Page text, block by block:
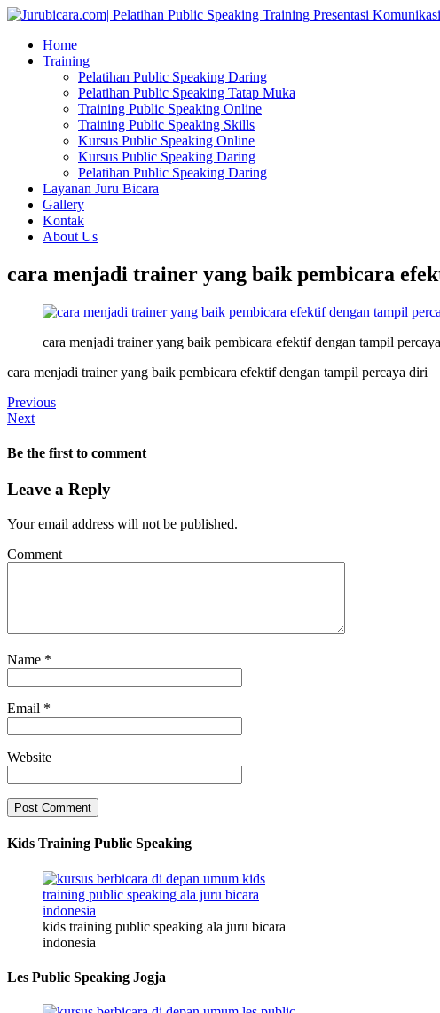
Home
Training
Pelatihan Public Speaking Daring
Pelatihan Public Speaking Tatap Muka
Training Public Speaking Online
Training Public Speaking Skills
Kursus Public Speaking Online
Kursus Public Speaking Daring
Pelatihan Public Speaking Daring
Layanan Juru Bicara
Gallery
Kontak
About Us
cara menjadi trainer yang baik pembicara
cara menjadi trainer yang baik pembicara efektif dengan tampil
cara menjadi trainer yang baik pembicara efektif dengan tampil percaya diri
Previous
Next
Be the first to comment
Leave a Reply
Your email address will not be published.
Comment
Name *
Email *
Website
Kids Training Public Speaking
kids training public speaking ala juru bicara
indonesia
Les Public Speaking Jogja